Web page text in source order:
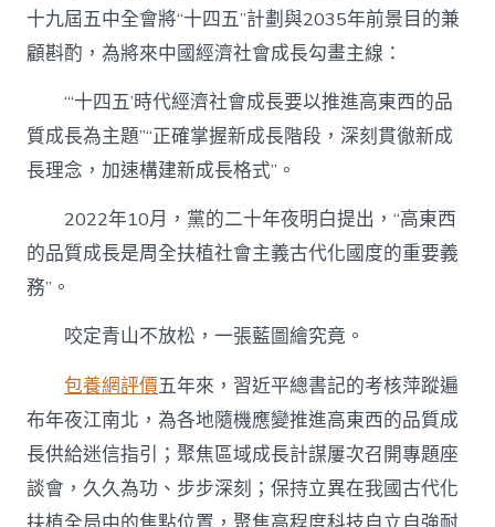
十九屆五中全會將“十四五”計劃與2035年前景目的兼
顧斟酌，為將來中國經濟社會成長勾畫主線：
“‘十四五’時代經濟社會成長要以推進高東西的品
質成長為主題”“正確掌握新成長階段，深刻貫徹新成
長理念，加速構建新成長格式”。
2022年10月，黨的二十年夜明白提出，“高東西
的品質成長是周全扶植社會主義古代化國度的重要義
務”。
咬定青山不放松，一張藍圖繪究竟。
包養網評價五年來，習近平總書記的考核萍蹤遍
布年夜江南北，為各地隨機應變推進高東西的品質成
長供給迷信指引；聚焦區域成長計謀屢次召開專題座
談會，久久為功、步步深刻；保持立異在我國古代化